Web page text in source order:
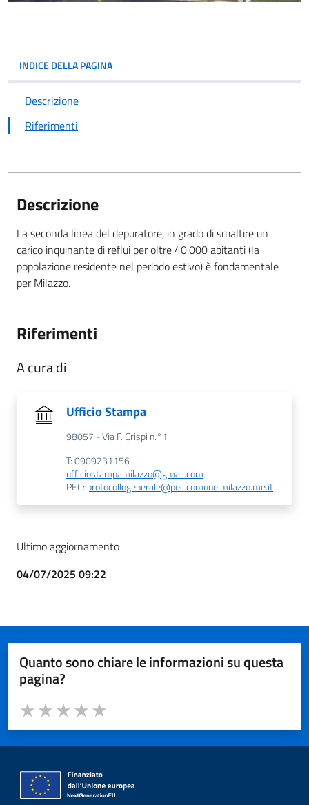
INDICE DELLA PAGINA
Descrizione
Riferimenti
Descrizione
La seconda linea del depuratore, in grado di smaltire un
carico inquinante di reflui per oltre 40.000 abitanti (la
popolazione residente nel periodo estivo) è fondamentale
per Milazzo.
Riferimenti
A cura di
Ufficio Stampa
98057 - Via F. Crispi n.°1
T: 0909231156
ufficiostampamilazzo@gmail.com
PEC: protocollogenerale@pec.comune.milazzo.me.it
Ultimo aggiornamento
04/07/2025 09:22
Quanto sono chiare le informazioni su questa
pagina?
Valuta da 1 a 5 stelle la pagina
Valuta 5 stelle su 5
Valuta 4 stelle su 5
Valuta 3 stelle su 5
Valuta 2 stelle su 5
Valuta 1 stelle su 5